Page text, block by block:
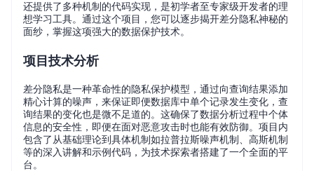
还提供了多种机制的代码实现，是初学者至专家级开发者的理
想学习工具。通过这个项目，您可以逐步揭开差分隐私神秘的
面纱，掌握这项强大的数据保护技术。
项目技术分析
差分隐私是一种革命性的隐私保护模型，通过向查询结果添加
精心计算的噪声，来保证即便数据库中单个记录发生变化，查
询结果的变化也是微不足道的。这确保了数据分析过程中个体
信息的安全性，即便在面对恶意攻击时也能有效防御。项目内
包含了从基础理论到具体机制如拉普拉斯噪声机制、高斯机制
等的深入讲解和示例代码，为技术探索者搭建了一个全面的平
台。